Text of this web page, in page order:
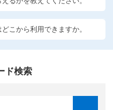
こから利用できますか。
ド検索